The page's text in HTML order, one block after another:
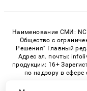
Наименование СМИ:
Общество с
Решения" Главный
Адрес эл. почты:
продукции: 16+
по надзору в
массовых
номер СМИ